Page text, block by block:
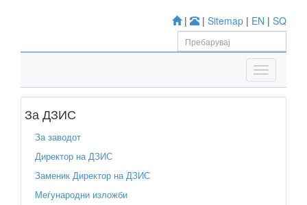
| | Sitemap | EN | SQ
За ДЗИС
За заводот
Директор на ДЗИС
Заменик Директор на ДЗИС
Меѓународни изложби